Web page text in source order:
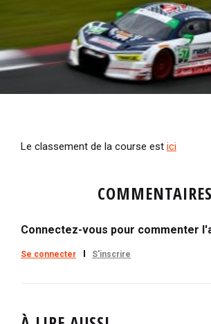
Le classement de la course est ici
COMMENTAIRES
Connectez-vous pour commenter
Se connecter S'inscrire